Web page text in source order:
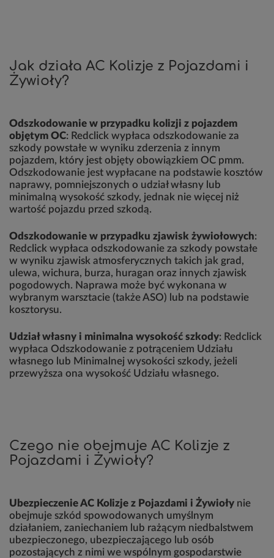
Jak działa AC Kolizje z Pojazdami i
Żywioły?
Odszkodowanie w przypadku kolizji z pojazdem
objętym OC: Redclick wypłaca odszkodowanie za
szkody powstałe w wyniku zderzenia z innym
pojazdem, który jest objęty obowiązkiem OC pmm.
Odszkodowanie jest wypłacane na podstawie kosztów
naprawy, pomniejszonych o udział własny lub
minimalną wysokość szkody, jednak nie więcej niż
wartość pojazdu przed szkodą.
Odszkodowanie w przypadku zjawisk żywiołowych:
Redclick wypłaca odszkodowanie za szkody powstałe
w wyniku zjawisk atmosferycznych takich jak grad,
ulewa, wichura, burza, huragan oraz innych zjawisk
pogodowych. Naprawa może być wykonana w
wybranym warsztacie (także ASO) lub na podstawie
kosztorysu.
Udział własny i minimalna wysokość szkody: Redclick
wypłaca Odszkodowanie z potrąceniem Udziału
własnego lub Minimalnej wysokości szkody, jeżeli
przewyższa ona wysokość Udziału własnego.
Czego nie obejmuje AC Kolizje z
Pojazdami i Żywioły?
Ubezpieczenie AC Kolizje z Pojazdami i Żywioły nie
obejmuje szkód spowodowanych umyślnym
działaniem, zaniechaniem lub rażącym niedbalstwem
ubezpieczonego, ubezpieczającego lub osób
pozostających z nimi we wspólnym gospodarstwie